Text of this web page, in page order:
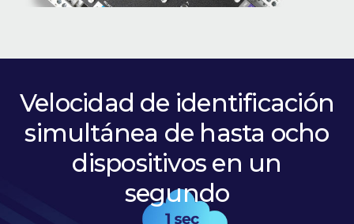
Velocidad de identificación
simultánea de hasta ocho
dispositivos en un
segundo